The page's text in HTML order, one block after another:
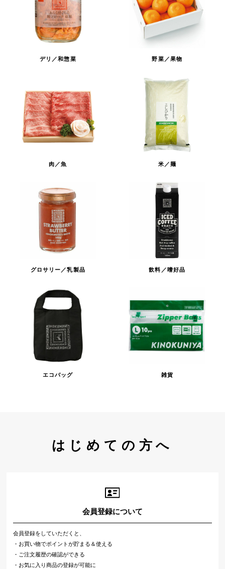
デリ／和惣菜 野菜／果物
肉／魚 米／麺
グロサリー／乳製品 飲料／嗜好品
エコバッグ 雑貨
はじめての方へ
会員登録について
会員登録をしていただくと、
・お買い物でポイントが貯まる＆使える
・ご注文履歴の確認ができる
・お気に入り商品の登録が可能に